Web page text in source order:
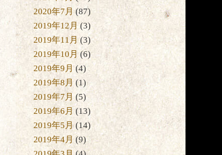
2020年7月(87)
2019年12月 (3)
2019年11月 (3)
2019年10月 (6)
2019年9月(4)
2019年8月 (1)
2019年7月 (5)
2019年6月 (13)
2019年5月(14)
2019年4月 (9)